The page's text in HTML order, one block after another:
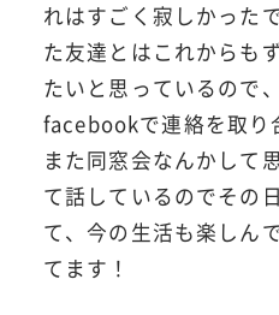
れはすごく寂しかった
た友達とはこれからも
たいと思っているので
facebookで連絡を取り
また同窓会なんかして
て話しているのでその
て、今の生活も楽しん
てます！